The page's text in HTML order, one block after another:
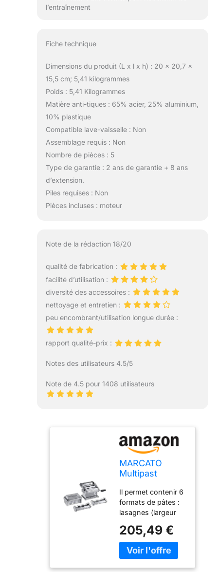
l’entraînement
Fiche technique
Dimensions du produit (L x l x h) : 20 x 20,7 x
15,5 cm; 5,41 kilogrammes
Poids : 5,41 Kilogrammes
Matière anti-tiques : 65% acier, 25% aluminium,
10% plastique
Compatible lave-vaisselle : Non
Assemblage requis : Non
Nombre de pièces : 5
Type de garantie : 2 ans de garantie + 8 ans
d’extension.
Piles requises : Non
Pièces incluses : moteur
Note de la rédaction 18/20
qualité de fabrication :
facilité d’utilisation :
diversité des accessoires :
nettoyage et entretien :
peu encombrant/utilisation longue durée :
rapport qualité-prix :
Notes des utilisateurs 4.5/5
Note de 4.5 pour 1408 utilisateurs
MARCATO
Multipast
Pâtes + 5
Accessoires,
Violet, 40 x 30
x 20 cm
Il permet contenir 6
formats de pâtes :
lasagnes (largeur
(6 mm), tagliolini (1,
5 mm), spaghetti (2
mm), raviolini (30
205,49 €